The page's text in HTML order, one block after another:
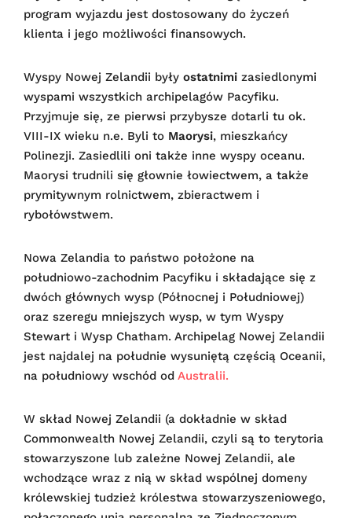
program wyjazdu jest dostosowany do życzeń
klienta i jego możliwości finansowych.
Wyspy Nowej Zelandii były ostatnimi zasiedlonymi
wyspami wszystkich archipelagów Pacyfiku.
Przyjmuje się, ze pierwsi przybysze dotarli tu ok.
VIII-IX wieku n.e. Byli to Maorysi, mieszkańcy
Polinezji. Zasiedlili oni także inne wyspy oceanu.
Maorysi trudnili się głownie łowiectwem, a także
prymitywnym rolnictwem, zbieractwem i
rybołówstwem.
Nowa Zelandia to państwo położone na
południowo-zachodnim Pacyfiku i składające się z
dwóch głównych wysp (Północnej i Południowej)
oraz szeregu mniejszych wysp, w tym Wyspy
Stewart i Wysp Chatham. Archipelag Nowej Zelandii
jest najdalej na południe wysuniętą częścią Oceanii,
na południowy wschód od Australii.
W skład Nowej Zelandii (a dokładnie w skład
Commonwealth Nowej Zelandii, czyli są to terytoria
stowarzyszone lub zależne Nowej Zelandii, ale
wchodzące wraz z nią w skład wspólnej domeny
królewskiej tudzież królestwa stowarzyszeniowego,